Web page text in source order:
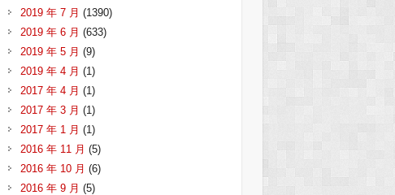
2019 年 7 月 (1390)
2019 年 6 月 (633)
2019 年 5 月 (9)
2019 年 4 月 (1)
2017 年 4 月 (1)
2017 年 3 月 (1)
2017 年 1 月 (1)
2016 年 11 月 (5)
2016 年 10 月 (6)
2016 年 9 月 (5)